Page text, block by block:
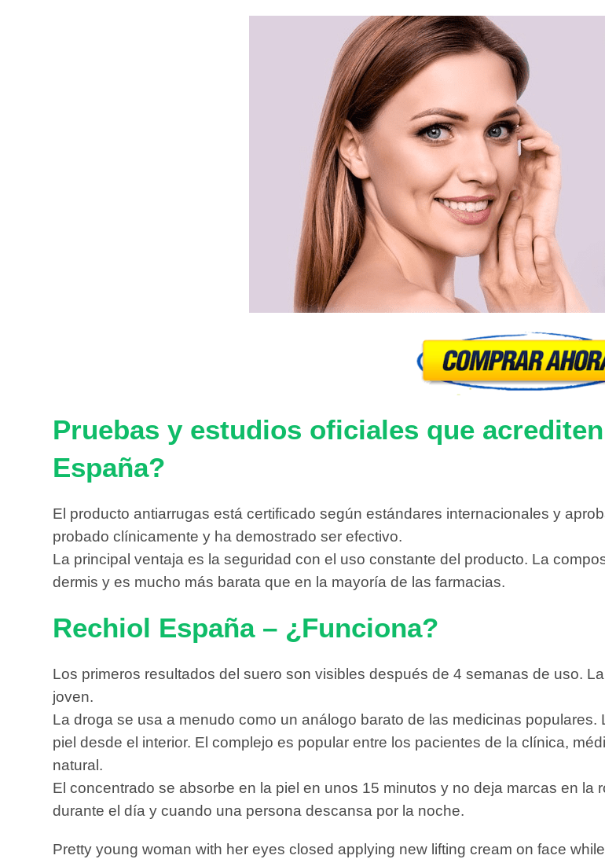
Pruebas y estudios oficiales que
España?
El producto antiarrugas está certificado según estándares internacionales y
probado clínicamente y ha demostrado ser efectivo.
La principal ventaja es la seguridad con el uso constante del producto. La
dermis y es mucho más barata que en la mayoría de las farmacias.
Rechiol España – ¿Funciona?
Los primeros resultados del suero son visibles después de 4 semanas de uso.
joven.
La droga se usa a menudo como un análogo barato de las medicinas
piel desde el interior. El complejo es popular entre los pacientes de la clínica,
natural.
El concentrado se absorbe en la piel en unos 15 minutos y no deja marcas en la
durante el día y cuando una persona descansa por la noche.
Pretty young woman with her eyes closed applying new lifting cream on face